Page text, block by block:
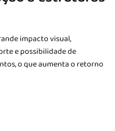
impacto visual,
e possibilidade de
o que aumenta o retorno